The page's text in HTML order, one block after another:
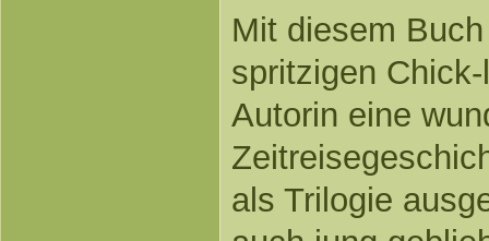
Mit diesem
spritzigen
Autorin eine
als Trilogie